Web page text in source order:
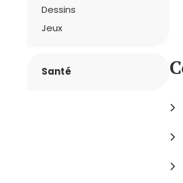
Dessins
Jeux
Santé